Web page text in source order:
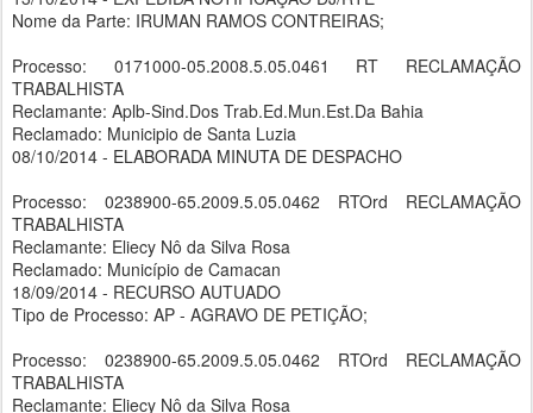
Nome da Parte: IRUMAN RAMOS CONTREIRAS;
Processo: 0171000-05.2008.5.05.0461 RT RECLAMAÇÃO
TRABALHISTA
Reclamante: Aplb-Sind.Dos Trab.Ed.Mun.Est.Da Bahia
Reclamado: Municipio de Santa Luzia
08/10/2014 - ELABORADA MINUTA DE DESPACHO
Processo: 0238900-65.2009.5.05.0462 RTOrd RECLAMAÇÃO
TRABALHISTA
Reclamante: Eliecy Nô da Silva Rosa
Reclamado: Município de Camacan
18/09/2014 - RECURSO AUTUADO
Tipo de Processo: AP - AGRAVO DE PETIÇÃO;
Processo: 0238900-65.2009.5.05.0462 RTOrd RECLAMAÇÃO
TRABALHISTA
Reclamante: Eliecy Nô da Silva Rosa